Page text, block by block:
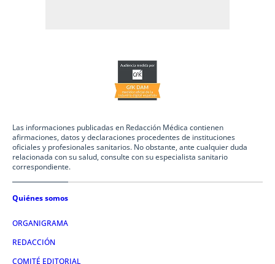
Las informaciones publicadas en Redacción Médica contienen
afirmaciones, datos y declaraciones procedentes de instituciones
oficiales y profesionales sanitarios. No obstante, ante cualquier duda
relacionada con su salud, consulte con su especialista sanitario
correspondiente.
Quiénes somos
ORGANIGRAMA
REDACCIÓN
COMITÉ EDITORIAL